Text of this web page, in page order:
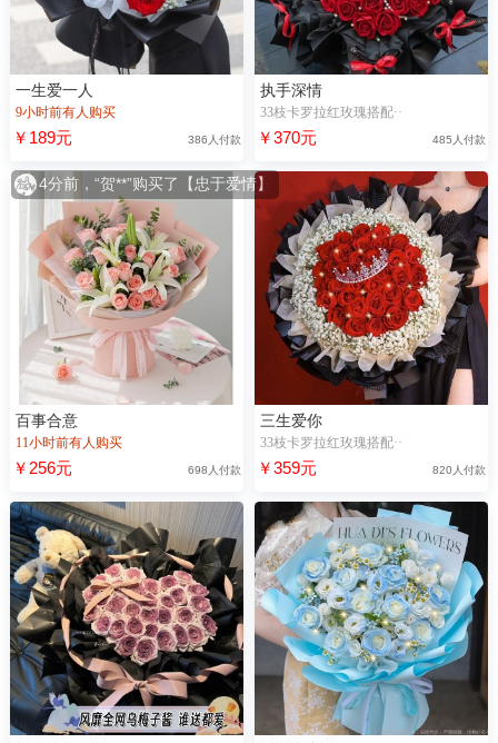
一生爱一人
9小时前有人购买
￥189元 386人付款
执手深情
33枝卡罗拉红玫瑰搭配··
￥370元 485人付款
百事合意
11小时前有人购买
￥256元 698人付款
三生爱你
33枝卡罗拉红玫瑰搭配··
￥359元 820人付款
4分前，“贺**”购买了【忠于爱情】